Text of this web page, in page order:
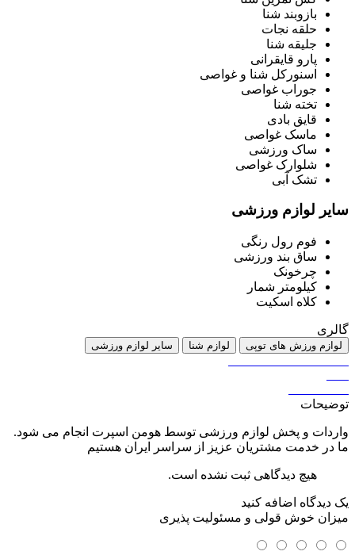
بازوبند شنا
حلقه نجات
جلیقه شنا
پارو قایقرانی
اسنورکل شنا و غواصی
جوراب غواصی
تخته شنا
قایق بادی
ماسک غواصی
ساک ورزشی
شلوارک غواصی
تشک آبی
سایر لوازم ورزشی
فوم رول رنگی
ساق بند ورزشی
چرخونک
کیلومتر شمار
کلاه اسکیت
گالری
لوازم ورزش های توپی لوازم شنا سایر لوازم ورزشی
توضیحات
واردات و پخش لوازم ورزشی توسط هومن اسپرت انجام می شود.
ما در خدمت مشتریان عزیز از سراسر ایران هستیم
هیچ دیدگاهی ثبت نشده است.
یک دیدگاه اضافه کنید
میزان خوش قولی و مسئولیت پذیری